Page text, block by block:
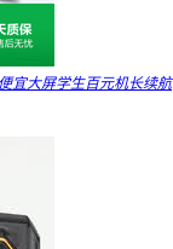
宜大屏学生百元机长续航